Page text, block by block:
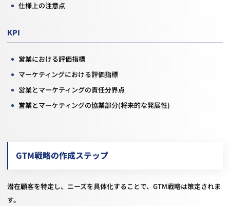
仕様上の注意点
KPI
営業における評価指標
マーケティングにおける評価指標
営業とマーケティングの責任分界点
営業とマーケティングの協業部分(将来的な発展性)
GTM戦略の作成ステップ
潜在顧客を特定し、ニーズを具体化することで、GTM戦略は策定されま
す。